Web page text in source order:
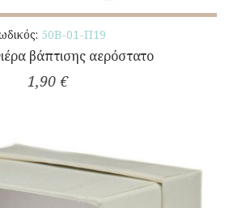
50Β-01-Π19
βάπτισης αερόστατο
1,90 €